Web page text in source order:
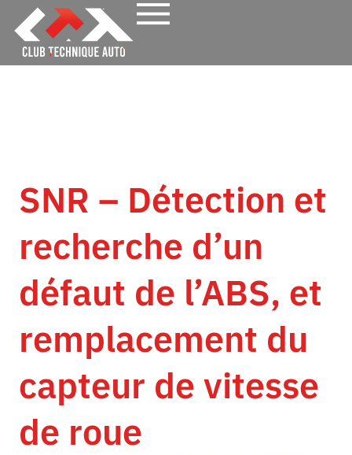
SNR – Détection et
recherche d’un
défaut de l’ABS, et
remplacement du
capteur de vitesse
de roue